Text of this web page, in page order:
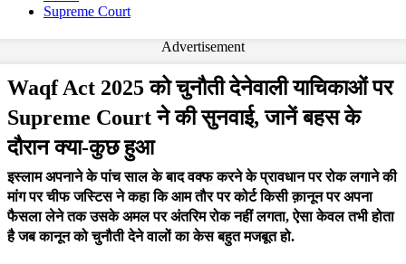
Supreme Court
Advertisement
Waqf Act 2025 को चुनौती देनेवाली याचिकाओं पर
Supreme Court ने की सुनवाई, जानें बहस के
दौरान क्या-कुछ हुआ
इस्लाम अपनाने के पांच साल के बाद वक्फ करने के प्रावधान पर रोक लगाने की
मांग पर चीफ जस्टिस ने कहा कि आम तौर पर कोर्ट किसी क़ानून पर अपना
फैसला लेने तक उसके अमल पर अंतरिम रोक नहीं लगता, ऐसा केवल तभी होता
है जब कानून को चुनौती देने वालों का केस बहुत मजबूत हो.